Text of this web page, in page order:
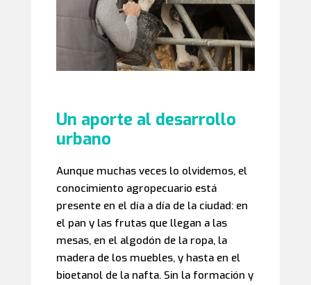
Un aporte al desarrollo
urbano
Aunque muchas veces lo olvidemos, el
conocimiento agropecuario está
presente en el día a día de la ciudad: en
el pan y las frutas que llegan a las
mesas, en el algodón de la ropa, la
madera de los muebles, y hasta en el
bioetanol de la nafta. Sin la formación y